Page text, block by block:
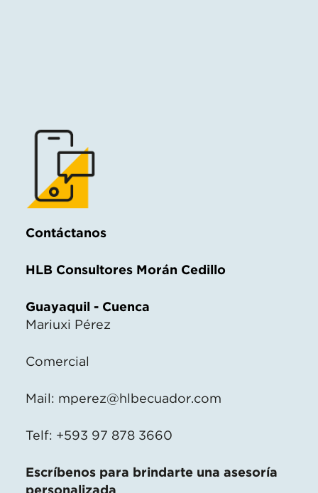
Contáctanos
HLB Consultores Morán Cedillo
Guayaquil - Cuenca
Mariuxi Pérez
Comercial
Mail: mperez@hlbecuador.com
Telf: +593 97 878 3660
Escríbenos para brindarte una asesoría
personalizada